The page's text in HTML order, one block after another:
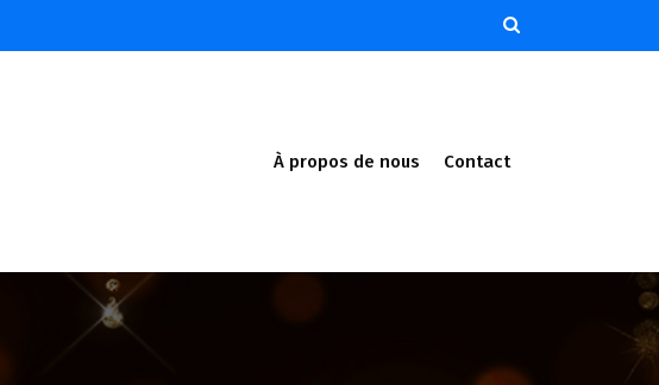
À propos de nous Contact